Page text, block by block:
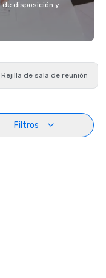
de disposición y
Rejilla de sala de reunión
Filtros